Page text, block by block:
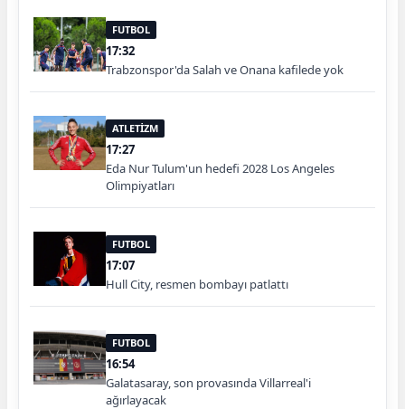
FUTBOL
17:32
Trabzonspor'da Salah ve Onana kafilede yok
ATLETİZM
17:27
Eda Nur Tulum'un hedefi 2028 Los Angeles
Olimpiyatları
FUTBOL
17:07
Hull City, resmen bombayı patlattı
FUTBOL
16:54
Galatasaray, son provasında Villarreal'i
ağırlayacak